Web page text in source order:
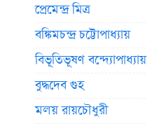
প্রেমেন্দ্র মিত্র
বঙ্কিমচন্দ্র চট্টোপাধ্যায়
বিভূতিভূষণ বন্দ্যোপাধ্যায়
বুদ্ধদেব গুহ
মলয় রায়চৌধুরী